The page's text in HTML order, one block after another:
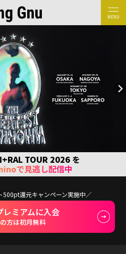
MENU
TOUR 2026を
で見逃し配信中
還元キャンペーン実施中／
ミアムに入会
方は初月無料